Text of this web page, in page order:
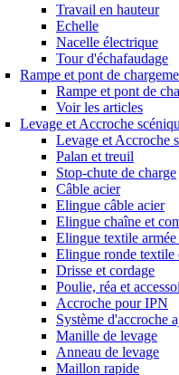
Travail en hauteur
Echelle
Nacelle électrique
Tour d'échafaudage
Rampe et pont de
Rampe et pont de
Voir les articles
Levage et Accroche
Levage et Accroche
Palan et treuil
Stop-chute de charge
Câble acier
Elingue câble acier
Elingue chaîne et
Elingue textile
Elingue ronde textile
Drisse et cordage
Poulie, réa et
Accroche pour IPN
Système d'accroche
Manille de levage
Anneau de levage
Maillon rapide